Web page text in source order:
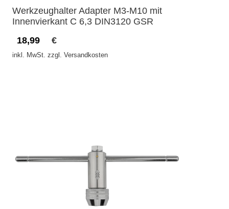
Werkzeughalter Adapter M3-M10 mit
Innenvierkant C 6,3 DIN3120 GSR
18,99
€
inkl. MwSt. zzgl. Versandkosten